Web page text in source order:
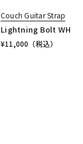
Couch Guitar Strap
Lightning Bolt WH
¥11,000 （税込）